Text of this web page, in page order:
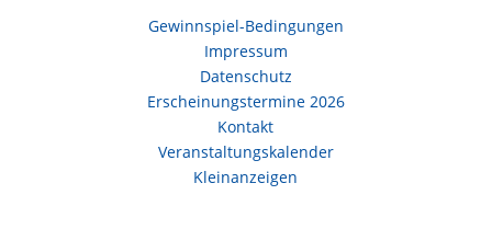
Gewinnspiel-Bedingungen
Impressum
Datenschutz
Erscheinungstermine 2026
Kontakt
Veranstaltungskalender
Kleinanzeigen